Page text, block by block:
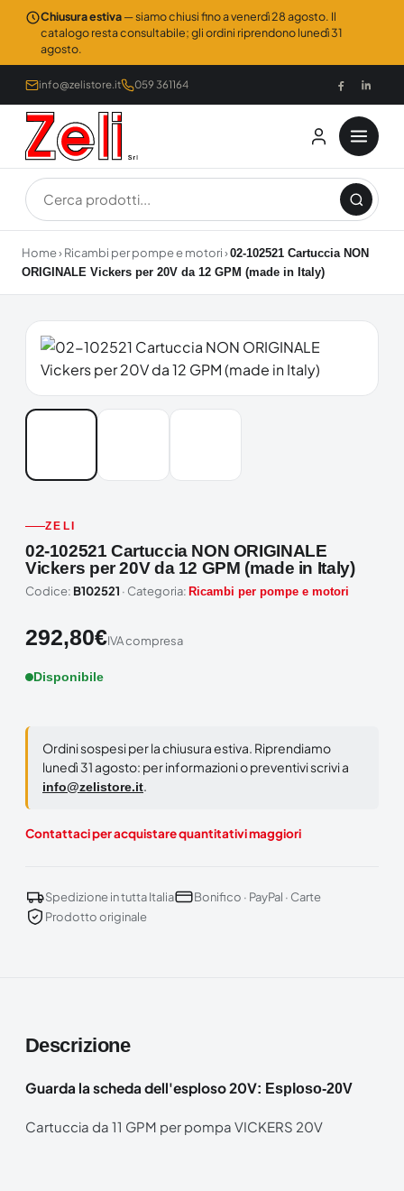
Chiusura estiva— siamo chiusi fino a venerdì 28 agosto. Il
catalogo resta consultabile; gli ordini riprendono lunedì 31
agosto.
info@zelistore.it 059 361164
Home›Ricambi per pompe e motori›02-102521 Cartuccia NON
ORIGINALE Vickers per 20V da 12 GPM (made in Italy)
ZELI
02-102521 Cartuccia NON ORIGINALE
Vickers per 20V da 12 GPM (made in Italy)
Codice: B102521 · Categoria: Ricambi per pompe e motori
292,80€IVA compresa
Disponibile
Ordini sospesi per la chiusura estiva. Riprendiamo
lunedì 31 agosto: per informazioni o preventivi scrivi a
info@zelistore.it.
Contattaci per acquistare quantitativi maggiori
Spedizione in tutta Italia
Bonifico · PayPal · Carte
Prodotto originale
Descrizione
Guarda la scheda dell'esploso 20V: Esploso-20V
Cartuccia da 11 GPM per pompa VICKERS 20V